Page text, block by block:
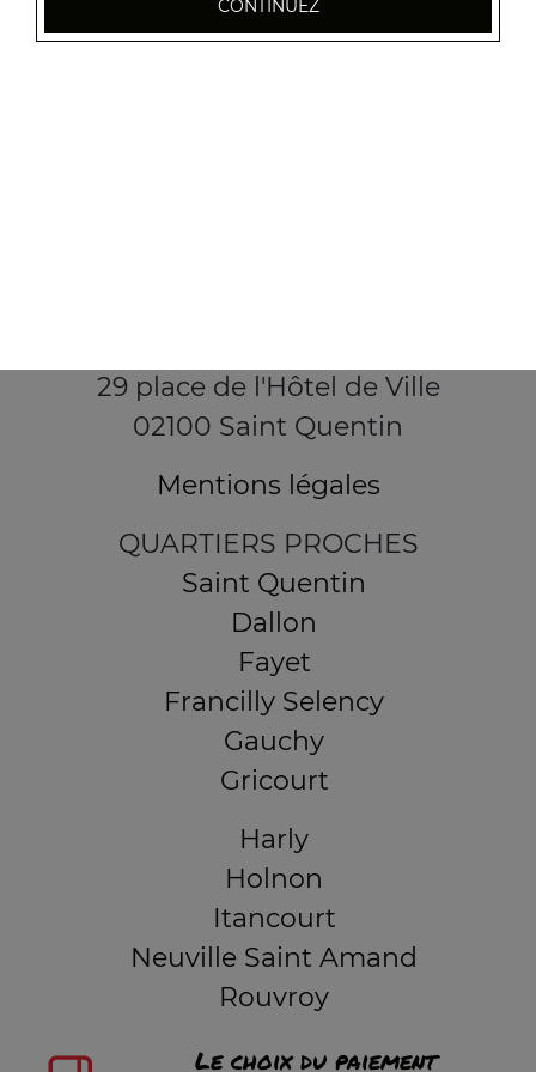
29 place de l'Hôtel de Ville
02100 Saint Quentin
Mentions légales
QUARTIERS PROCHES
Saint Quentin
Dallon
Fayet
Francilly Selency
Gauchy
Gricourt
Harly
Holnon
Itancourt
Neuville Saint Amand
Rouvroy
Le choix du paiement
CONTINUEZ